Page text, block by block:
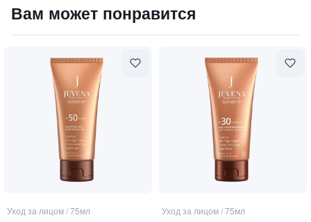
2500₽9 840 ₽
Вам может понравится
Уход за лицом/75мл Уход за лицом/75мл